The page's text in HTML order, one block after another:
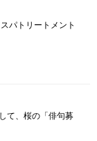
パトリートメント
て、桜の「俳句募